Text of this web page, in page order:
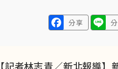
分享
【記者林志青／新北報導